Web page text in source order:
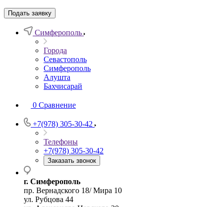
Подать заявку
Симферополь
Города
Севастополь
Симферополь
Алушта
Бахчисарай
0 Сравнение
+7(978) 305-30-42
Телефоны
+7(978) 305-30-42
Заказать звонок
г. Симферополь
пр. Вернадского 18/ Мира 10
ул. Рубцова 44